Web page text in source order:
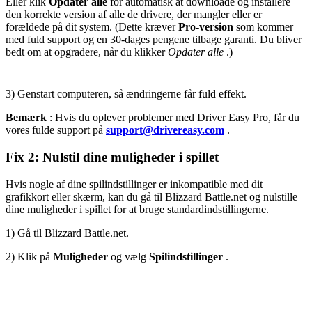
den korrekte version af alle de drivere, der mangler eller er
forældede på dit system. (Dette kræverPro-version som kommer
med fuld support og en 30-dages pengene tilbage garanti. Du bliver
bedt om at opgradere, når du klikkerOpdater alle .)
3) Genstart computeren, så ændringerne får fuld effekt.
Bemærk : Hvis du oplever problemer med Driver Easy Pro, får du
vores fulde support på support@drivereasy.com .
Fix 2: Nulstil dine muligheder i spillet
Hvis nogle af dine spilindstillinger er inkompatible med dit
grafikkort eller skærm, kan du gå til Blizzard Battle.net og nulstille
dine muligheder i spillet for at bruge standardindstillingerne.
1) Gå til Blizzard Battle.net.
2) Klik på Muligheder og vælg Spilindstillinger .